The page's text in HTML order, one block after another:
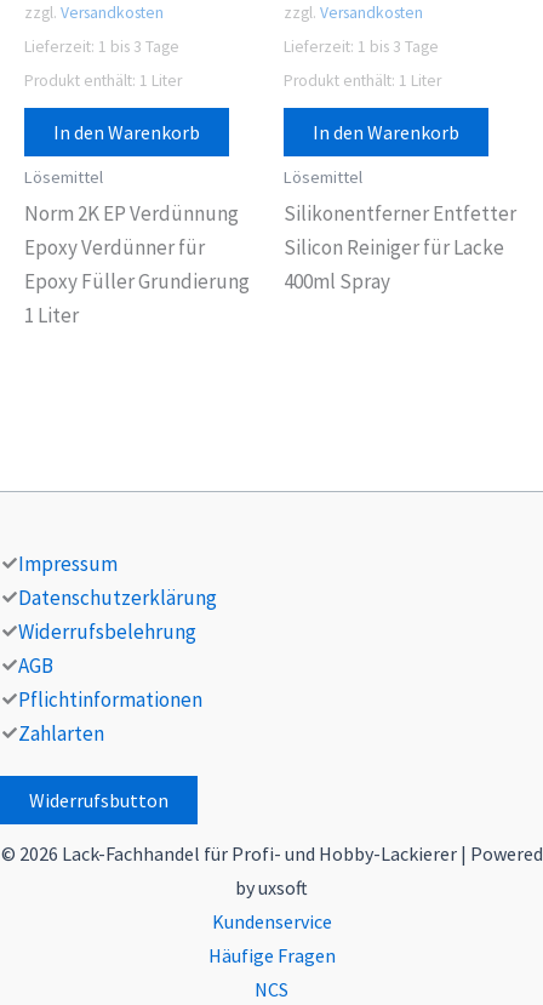
zzgl. Versandkosten
Lieferzeit: 1 bis 3 Tage
Produkt enthält: 1 Liter
In den Warenkorb
Lösemittel
Norm 2K EP Verdünnung
Epoxy Verdünner für
Epoxy Füller Grundierung
1 Liter
zzgl. Versandkosten
Lieferzeit: 1 bis 3 Tage
Produkt enthält: 1 Liter
In den Warenkorb
Lösemittel
Silikonentferner Entfetter
Silicon Reiniger für Lacke
400ml Spray
Impressum
Datenschutzerklärung
Widerrufsbelehrung
AGB
Pflichtinformationen
Zahlarten
Widerrufsbutton
© 2026 Lack-Fachhandel für Profi- und Hobby-Lackierer | Powered
by uxsoft
Kundenservice
Häufige Fragen
NCS